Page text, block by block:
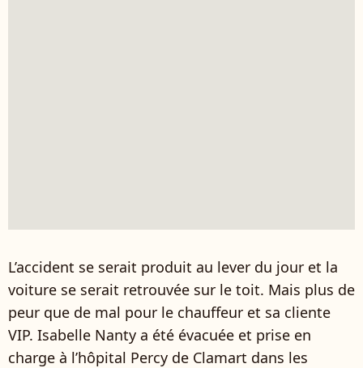
L’accident se serait produit au lever du jour et la
voiture se serait retrouvée sur le toit. Mais plus de
peur que de mal pour le chauffeur et sa cliente
VIP. Isabelle Nanty a été évacuée et prise en
charge à l’hôpital Percy de Clamart dans les